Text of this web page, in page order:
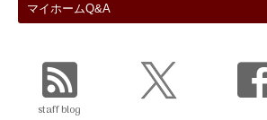
マイホームQ&A
staff blog